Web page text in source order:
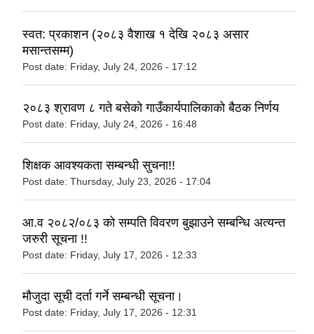
स्वत: प्रकाशन (२०८३ वैशाख १ देखि २०८३ असार
मसान्तसम्म)
Post date: Friday, July 24, 2026 - 17:12
२०८३ श्रावण ८ गते बसेको गाउँकार्यपालिकाको बैठक निर्णय
Post date: Friday, July 24, 2026 - 16:48
शिक्षक आवश्यकता सम्बन्धी सुचना!!
Post date: Thursday, July 23, 2026 - 17:04
आ.व २०८२/०८३ को सम्पति विवरण बुझाउने सम्बन्धि अत्यन्त
जरुरी सूचना !!
Post date: Friday, July 17, 2026 - 12:33
मौजुदा सूची दर्ता गर्ने सम्बन्धी सूचना।
Post date: Friday, July 17, 2026 - 12:31